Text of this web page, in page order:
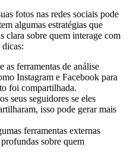
fotos nas redes sociais pode
algumas estratégias que
clara‌ sobre quem interage com
as ferramentas de‌ análise
Instagram e⁢ Facebook para
foi compartilhada.
‍seus seguidores ⁤se⁣ eles
isso⁤ pode gerar mais​
ferramentas externas
sobre quem